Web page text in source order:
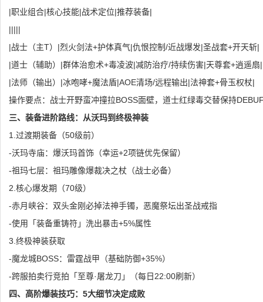
|职业组合|核心技能|战术定位|推荐装备|
|||||
|战士（主T）|烈火剑法+护体真气|仇恨控制/近战爆发|圣战套+开天斩|
|道士（辅助）|群体治愈术+毒凌波|减防治疗/持续伤害|天尊套+逍遥扇|
|法师（输出）|冰咆哮+魔法盾|AOE清场/远程输出|法神套+骨玉权杖|
操作要点：战士开野蛮冲撞拉BOSS面壁，道士红绿毒交替保持
三、装备进阶路线：从沃玛到终极神装
1.过渡期装备（50级前）
-沃玛寺庙：爆沃玛首饰（幸运+2项链优先保留）
-祖玛七层：祖玛雕像爆裁决之杖（战士必备）
2.核心爆发期（70级）
-赤月峡谷：双头金刚必掉法神手镯，恶魔祭坛出圣战戒指
-使用「装备重铸符」洗出暴击+5%属性
3.终极神装获取
-魔龙城BOSS：雷霆战甲（基础防御+35%）
-跨服拍卖行竞拍「至尊·屠龙刀」（每日22:00刷新）
四、高阶爆装技巧：5大细节决定成败